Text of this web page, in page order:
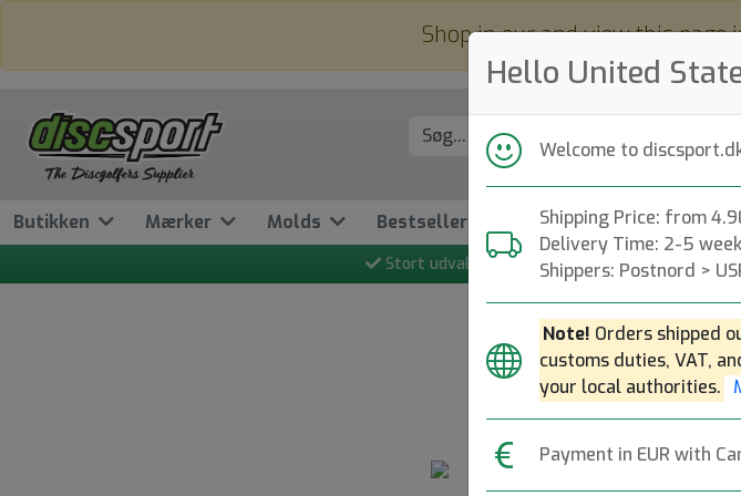
Hello United
Welcome to
Shipping Price: from
Delivery Time: 2-5
Shippers: Postnord >
Note! Orders shipped
customs duties, VAT,
your local authorities.
Payment in EUR with
Shop in eur and view this page
Butikken Mærker Molds Bestseller Nyheder Opfyldt
Stort udvalg
Hurtig forsendelse